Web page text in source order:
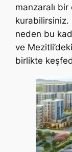
manzaralı
kurabilirsiniz.
neden bu
ve
birlikte